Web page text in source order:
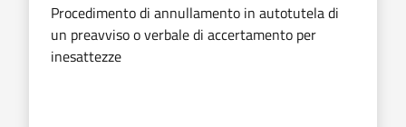
Procedimento di annullamento in autotutela di
un preavviso o verbale di accertamento per
inesattezze